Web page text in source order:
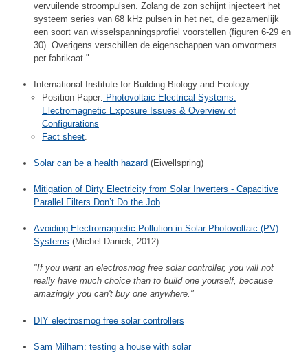
vervuilende stroompulsen. Zolang de zon schijnt injecteert het
systeem series van 68 kHz pulsen in het net, die gezamenlijk
een soort van wisselspanningsprofiel voorstellen (figuren 6-29 en
30). Overigens verschillen de eigenschappen van omvormers
per fabrikaat."
International Institute for Building-Biology and Ecology:
Position Paper: Photovoltaic Electrical Systems:
Electromagnetic Exposure Issues & Overview of
Configurations
Fact sheet.
Solar can be a health hazard (Eiwellspring)
Mitigation of Dirty Electricity from Solar Inverters - Capacitive
Parallel Filters Don’t Do the Job
Avoiding Electromagnetic Pollution in Solar Photovoltaic (PV)
Systems (Michel Daniek, 2012)
"If you want an electrosmog free solar controller, you will not
really have much choice than to build one yourself, because
amazingly you can't buy one anywhere."
DIY electrosmog free solar controllers
Sam Milham: testing a house with solar